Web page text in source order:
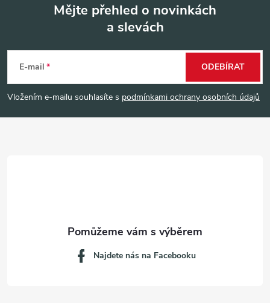
p
Mějte přehled o novinkách
a slevách
E-mail
Vložením e-mailu souhlasíte s podmínkami ochrany osobních údajů
ODEBÍRAT
Najdete nás na Facebooku